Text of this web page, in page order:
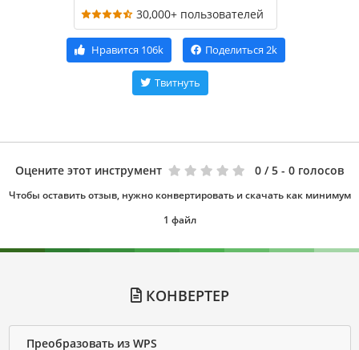
30,000+ пользователей
Нравится 106k Поделиться 2k
Твитнуть
Оцените этот инструмент 0 / 5 - 0 голосов
Чтобы оставить отзыв, нужно конвертировать и скачать как минимум
1 файл
КОНВЕРТЕР
Преобразовать из WPS